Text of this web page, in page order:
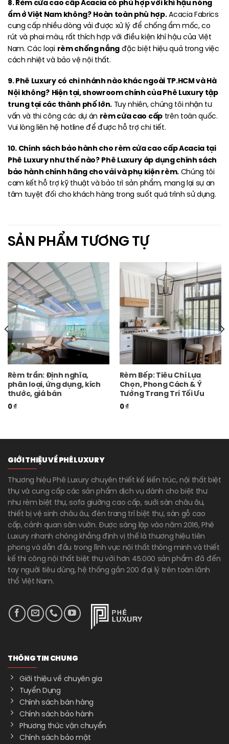
8. Rèm cửa cao cấp Acacia có phù hợp với khí hậu nóng
ẩm ở Việt Nam không?Hoàn toàn phù hợp.Acacia Fabrics
cung cấp nhiều dòng vải được xử lý để chống ẩm mốc, co
rút và phai màu, rất thích hợp với điều kiện khí hậu của Việt
Nam. Các loại rèm chống nắngđặc biệt hiệu quả trong việc
cách nhiệt và bảo vệ nội thất.
9. Phê Luxury có chi nhánh nào khác ngoài TP.HCM và Hà
Nội không? Hiện tại, showroom chính của Phê Luxury tập
trung tại các thành phố lớn. Tuy nhiên, chúng tôi nhận tư
vấn và thi công các dự án rèm cửa cao cấptrên toàn quốc.
Vui lòng liên hệ hotline để được hỗ trợ chi tiết.
10. Chính sách bảo hành cho rèm cửa cao cấp Acacia tại
Phê Luxury như thế nào?Phê Luxury áp dụng chính sách
bảo hành chính hãng cho vải và phụ kiện rèm.Chúng tôi
cam kết hỗ trợ kỹ thuật và bảo trì sản phẩm, mang lại sự an
tâm tuyệt đối cho khách hàng trong suốt quá trình sử dụng.
SẢN PHẨM TƯƠNG TỰ
Rèm trần: Định nghĩa,
phân loại, ứng dụng, kích
thước, giá bán
0₫
Rèm Bếp: Tiêu Chí Lựa
Chọn, Phong Cách & Ý
Tưởng Trang Trí Tối Ưu
0₫
GIỚI THIỆU VỀ PHÊ LUXURY
Thương hiệu Phê Luxury chuyên thiết kế kiến trúc, nội thất biệt
thự và cung cấp các sản phẩm dịch vụ dành cho biệt thư
như rèm biệt thự, sofa giường cao cấp, sưởi sàn châu âu,
thiết bị vệ sinh châu âu, đèn trang trí biệt thự, sàn gỗ cao
cấp, cảnh quan sân vườn. Được sáng lập vào năm 2016, Phê
Luxury nhanh chóng khẳng định vị thế là thương hiệu tiên
phong và dẫn đầu trong lĩnh vực nội thất thông minh và thiết
kế thi công nội thất biệt thự với hơn 45.000 sản phẩm đã đến
tay người tiêu dùng, hệ thống gần 200 đại lý trên toàn lãnh
thổ Việt Nam.
THÔNG TIN CHUNG
Giới thiệu về chuyên gia
Tuyển Dụng
Chính sách bán hàng
Chính sách bảo hành
Phương thức vận chuyển
Chính sách bảo mật